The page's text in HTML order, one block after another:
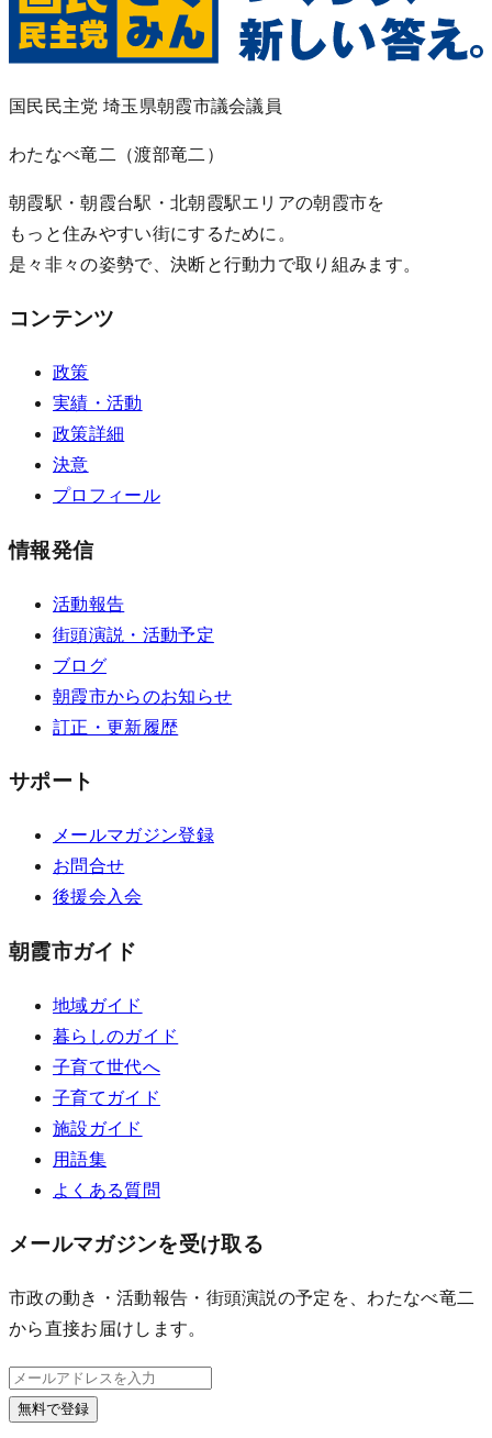
国民民主党 埼玉県朝霞市議会議員
わたなべ竜二 （渡部竜二）
朝霞駅・朝霞台駅・北朝霞駅エリアの朝霞市を
もっと住みやすい街にするために。
是々非々の姿勢で、決断と行動力で取り組みます。
コンテンツ
政策
実績・活動
政策詳細
決意
プロフィール
情報発信
活動報告
街頭演説・活動予定
ブログ
朝霞市からのお知らせ
訂正・更新履歴
サポート
メールマガジン登録
お問合せ
後援会入会
朝霞市ガイド
地域ガイド
暮らしのガイド
子育て世代へ
子育てガイド
施設ガイド
用語集
よくある質問
メールマガジンを受け取る
市政の動き・活動報告・街頭演説の予定を、わたなべ竜二
から直接お届けします。
無料で登録